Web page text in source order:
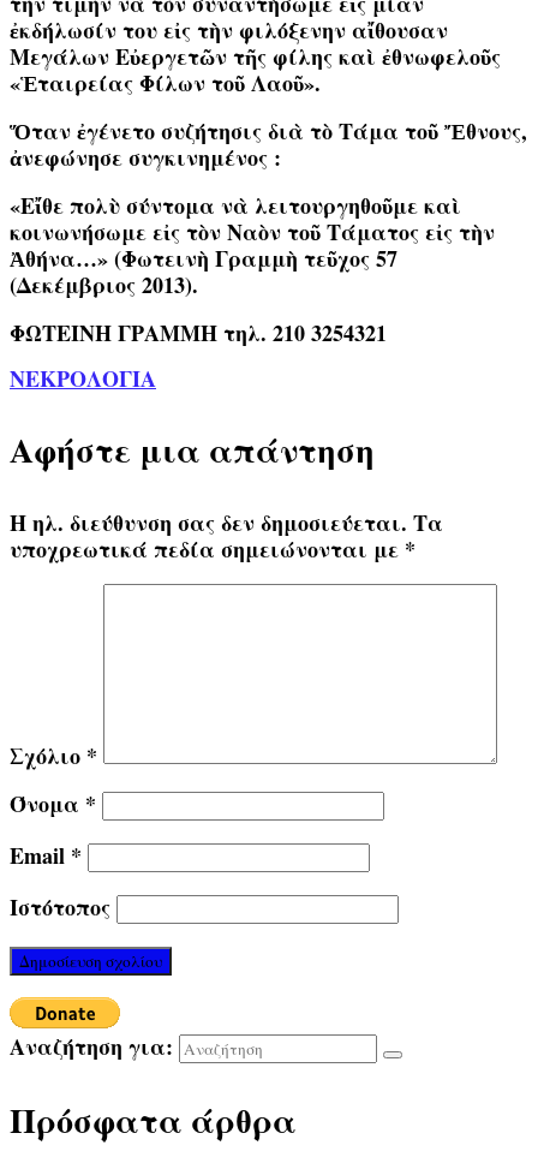
ἐκδήλωσίν του εἰς τὴν φιλόξενην αἴθουσαν
Μεγάλων Εὐεργετῶν τῆς φίλης καὶ ἐθνωφελοῦς
«Ἑταιρείας Φίλων τοῦ Λαοῦ».
Ὅταν ἐγένετο συζήτησις διὰ τὸ Τάμα τοῦ Ἔθνους,
ἀνεφώνησε συγκινημένος :
«Εἴθε πολὺ σύντομα νὰ λειτουργηθοῦμε καὶ
κοινωνήσωμε εἰς τὸν Ναὸν τοῦ Τάματος εἰς τὴν
Ἀθήνα…» (Φωτεινὴ Γραμμὴ τεῦχος 57
(Δεκέμβριος 2013).
ΦΩΤΕΙΝΗ ΓΡΑΜΜΗ τηλ. 210 3254321
ΝΕΚΡΟΛΟΓΙΑ
Αφήστε μια απάντηση
Η ηλ. διεύθυνση σας δεν δημοσιεύεται. Τα
υποχρεωτικά πεδία σημειώνονται με *
Σχόλιο *
Όνομα *
Email *
Ιστότοπος
Αναζήτηση για:
Πρόσφατα άρθρα